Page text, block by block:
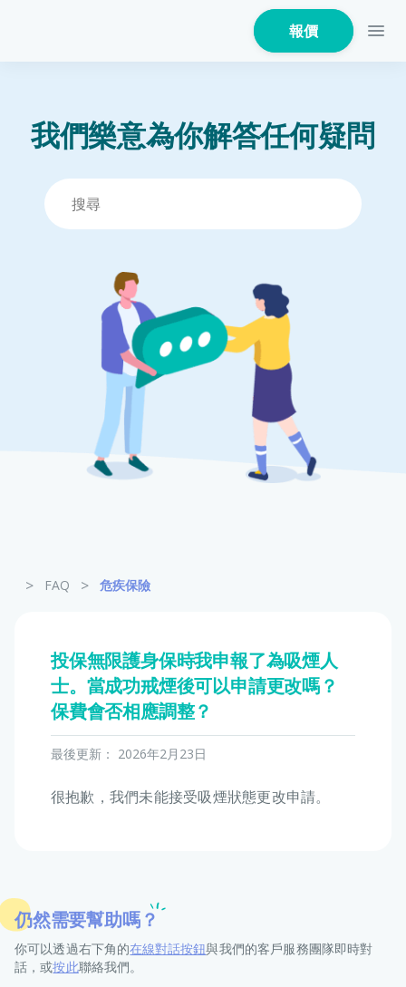
報價
家居保險
火險
危疾保
寵物保險
我們樂意為你解答任何疑問
> FAQ > 危疾保險
投保無限護身保時我申報了為吸煙人
士。當成功戒煙後可以申請更改嗎？
保費會否相應調整？
最後更新： 2026年2月23日
很抱歉，我們未能接受吸煙狀態更改申請。
仍然需要幫助嗎？
你可以透過右下角的在線對話按鈕與我們的客戶服務團隊即時對
話，或按此聯絡我們。